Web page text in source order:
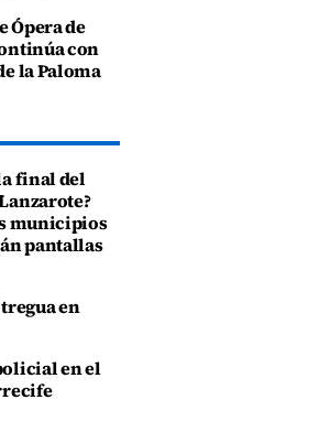
Ópera de
con
la Paloma
final del
municipios
pantallas
en
en el